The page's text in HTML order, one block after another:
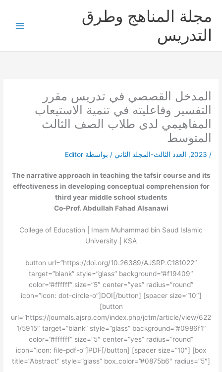
المحتوى
مجلة المناهج وطرق
التدريس
المدخل القصصي في تدريس مقرر
التفسير وفاعليته في تنمية الاستيعاب
المفاهيمي لدى طلاب الصف الثالث
المتوسط
/
2023
, العدد الثالث-المجلد الثاني / بواسطة Editor
The narrative approach in teaching the tafsir course and its
effectiveness in developing conceptual comprehension for
third year middle school students
Co-Prof. Abdullah Fahad Alsanawi
College of Education | Imam Muhammad bin Saud Islamic
University | KSA
button url=”https://doi.org/10.26389/AJSRP.C181022″
target=”blank” style=”glass” background=”#f19409″
color=”#ffffff” size=”5″ center=”yes” radius=”round”
icon=”icon: dot-circle-o”]DOI[/button] [spacer size=”10″]
[button
url=”https://journals.ajsrp.com/index.php/jctm/article/view/622
1/5915″ target=”blank” style=”glass” background=”#0986f1″
color=”#ffffff” size=”5″ center=”yes” radius=”round”
icon=”icon: file-pdf-o”]PDF[/button] [spacer size=”10″] [box
title=”Abstract” style=”glass” box_color=”#0875b6″ radius=”5″]